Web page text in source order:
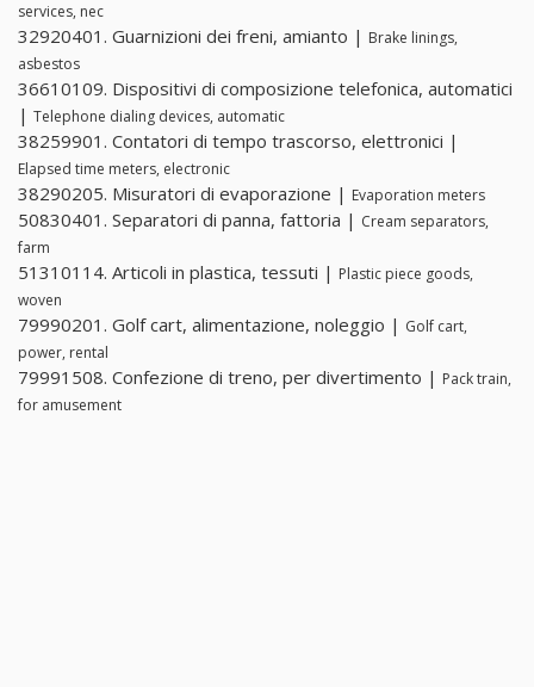
services, nec
32920401. Guarnizioni dei freni, amianto | Brake linings,
asbestos
36610109. Dispositivi di composizione telefonica, automatici
| Telephone dialing devices, automatic
38259901. Contatori di tempo trascorso, elettronici |
Elapsed time meters, electronic
38290205. Misuratori di evaporazione | Evaporation meters
50830401. Separatori di panna, fattoria | Cream separators,
farm
51310114. Articoli in plastica, tessuti | Plastic piece goods,
woven
79990201. Golf cart, alimentazione, noleggio | Golf cart,
power, rental
79991508. Confezione di treno, per divertimento | Pack train,
for amusement